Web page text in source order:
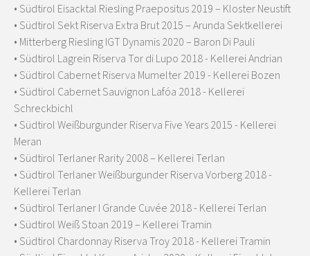
• Südtirol Eisacktal Riesling Praepositus 2019 – Kloster Neustift
• Südtirol Sekt Riserva Extra Brut 2015 – Arunda Sektkellerei
• Mitterberg Riesling IGT Dynamis 2020 – Baron Di Pauli
• Südtirol Lagrein Riserva Tor di Lupo 2018 - Kellerei Andrian
• Südtirol Cabernet Riserva Mumelter 2019 - Kellerei Bozen
• Südtirol Cabernet Sauvignon Lafóa 2018 - Kellerei
Schreckbichl
• Südtirol Weißburgunder Riserva Five Years 2015 - Kellerei
Meran
• Südtirol Terlaner Rarity 2008 – Kellerei Terlan
• Südtirol Terlaner Weißburgunder Riserva Vorberg 2018 -
Kellerei Terlan
• Südtirol Terlaner I Grande Cuvée 2018 - Kellerei Terlan
• Südtirol Weiß Stoan 2019 – Kellerei Tramin
• Südtirol Chardonnay Riserva Troy 2018 - Kellerei Tramin